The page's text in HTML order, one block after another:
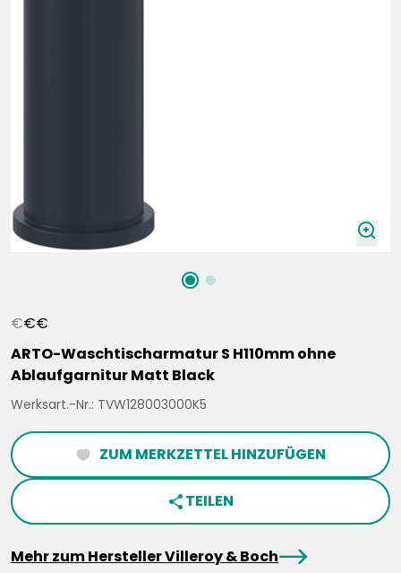
zoomIn
€€€
ARTO-Waschtischarmatur S H110mm ohne
Ablaufgarnitur Matt Black
Werksart.-Nr.: TVW128003000K5
heartFilled ZUM MERKZETTEL HINZUFÜGEN
share TEILEN
Mehr zum Hersteller Villeroy & BocharrowRight